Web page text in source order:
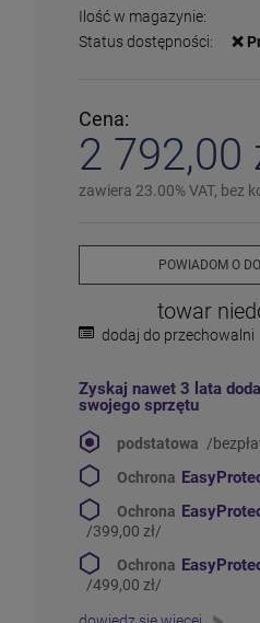
Ilość w magazynie:
Status dostępności:
❌
Wyprzedany
Na zamówienie – w ciągu 2-5
Wycofany
– produkt
Więcej informacji na temat
Cena:
2 792,00
zawiera 23.00% VAT, bez
POWIADOM O
towar
dodaj do przechowalni
Zyskaj nawet 3 lata
swojego sprzętu
podstatowa /
Ochrona
Ochrona
/399,00 zł/
Ochrona
/499,00 zł/